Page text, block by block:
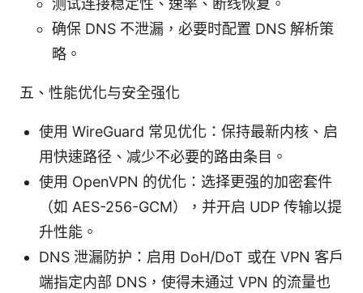
测试连接稳定性、速率、断线恢复。
确保 DNS 不泄漏，必要时配置 DNS 解析策
略。
五、性能优化与安全强化
使用 WireGuard 常见优化：保持最新内核、启
用快速路径、减少不必要的路由条目。
使用 OpenVPN 的优化：选择更强的加密套件
（如 AES-256-GCM），并开启 UDP 传输以提
升性能。
DNS 泄漏防护：启用 DoH/DoT 或在 VPN 客户
端指定内部 DNS，使得未通过 VPN 的流量也